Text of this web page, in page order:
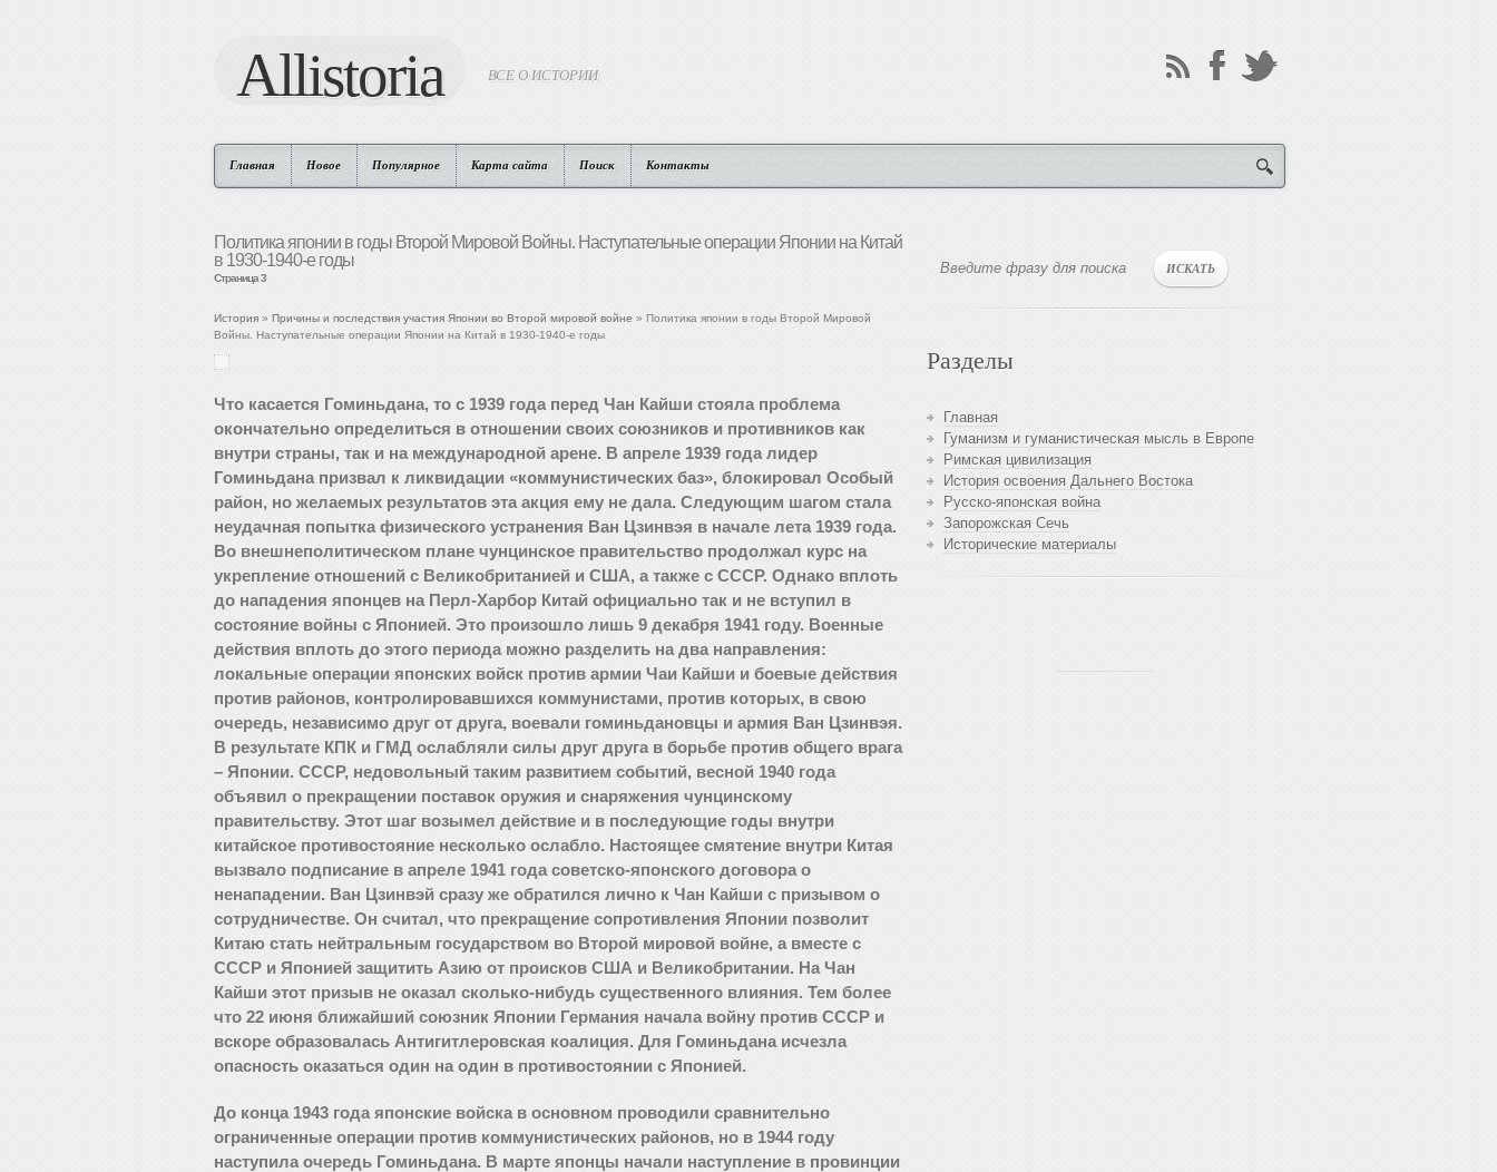
Allistoria ВСЕ О ИСТОРИИ
Главная Новое Популярное Карта сайта Поиск Контакты
Политика японии в годы Второй Мировой Войны. Наступательные операции Японии на Китай
в 1930-1940-е годы
Страница 3
История » Причины и последствия участия Японии во Второй мировой войне » Политика японии в годы Второй Мировой
Войны. Наступательные операции Японии на Китай в 1930-1940-е годы
Что касается Гоминьдана, то с 1939 года перед Чан Кайши стояла проблема
окончательно определиться в отношении своих союзников и противников как
внутри страны, так и на международной арене. В апреле 1939 года лидер
Гоминьдана призвал к ликвидации «коммунистических баз», блокировал Особый
район, но желаемых результатов эта акция ему не дала. Следующим шагом стала
неудачная попытка физического устранения Ван Цзинвэя в начале лета 1939 года.
Во внешнеполитическом плане чунцинское правительство продолжал курс на
укрепление отношений с Великобританией и США, а также с СССР. Однако вплоть
до нападения японцев на Перл-Харбор Китай официально так и не вступил в
состояние войны с Японией. Это произошло лишь 9 декабря 1941 году. Военные
действия вплоть до этого периода можно разделить на два направления:
локальные операции японских войск против армии Чаи Кайши и боевые действия
против районов, контролировавшихся коммунистами, против которых, в свою
очередь, независимо друг от друга, воевали гоминьдановцы и армия Ван Цзинвэя.
В результате КПК и ГМД ослабляли силы друг друга в борьбе против общего врага
– Японии. СССР, недовольный таким развитием событий, весной 1940 года
объявил о прекращении поставок оружия и снаряжения чунцинскому
правительству. Этот шаг возымел действие и в последующие годы внутри
китайское противостояние несколько ослабло. Настоящее смятение внутри Китая
вызвало подписание в апреле 1941 года советско-японского договора о
ненападении. Ван Цзинвэй сразу же обратился лично к Чан Кайши с призывом о
сотрудничестве. Он считал, что прекращение сопротивления Японии позволит
Китаю стать нейтральным государством во Второй мировой войне, а вместе с
СССР и Японией защитить Азию от происков США и Великобритании. На Чан
Кайши этот призыв не оказал сколько-нибудь существенного влияния. Тем более
что 22 июня ближайший союзник Японии Германия начала войну против СССР и
вскоре образовалась Антигитлеровская коалиция. Для Гоминьдана исчезла
опасность оказаться один на один в противостоянии с Японией.
До конца 1943 года японские войска в основном проводили сравнительно
ограниченные операции против коммунистических районов, но в 1944 году
наступила очередь Гоминьдана. В марте японцы начали наступление в провинции
Разделы
Главная
Гуманизм и гуманистическая мысль в Европе
Римская цивилизация
История освоения Дальнего Востока
Русско-японская война
Запорожская Сечь
Исторические материалы